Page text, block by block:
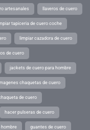
artesanales llaveros de cuero
tapiceria de cuero coche
limpiar cazadora de cuero
de cuero
jackets de cuero para hombre
chaquetas de cuero
de cuero
hacer pulseras de cuero
hombre guantes de cuero